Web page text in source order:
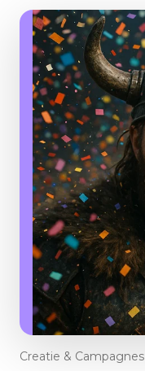
Creatie & Campagnes